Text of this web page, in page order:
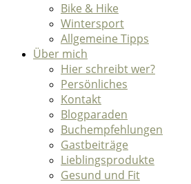
Bike & Hike
Wintersport
Allgemeine Tipps
Über mich
Hier schreibt wer?
Persönliches
Kontakt
Blogparaden
Buchempfehlungen
Gastbeiträge
Lieblingsprodukte
Gesund und Fit